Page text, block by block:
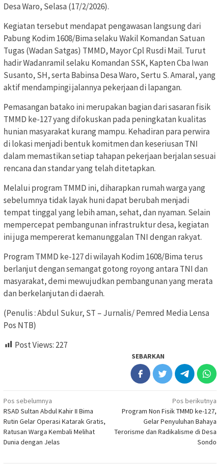
Desa Waro, Selasa (17/2/2026).
Kegiatan tersebut mendapat pengawasan langsung dari
Pabung Kodim 1608/Bima selaku Wakil Komandan Satuan
Tugas (Wadan Satgas) TMMD, Mayor Cpl Rusdi Mail. Turut
hadir Wadanramil selaku Komandan SSK, Kapten Cba Iwan
Susanto, SH, serta Babinsa Desa Waro, Sertu S. Amaral, yang
aktif mendampingi jalannya pekerjaan di lapangan.
Pemasangan batako ini merupakan bagian dari sasaran fisik
TMMD ke-127 yang difokuskan pada peningkatan kualitas
hunian masyarakat kurang mampu. Kehadiran para perwira
di lokasi menjadi bentuk komitmen dan keseriusan TNI
dalam memastikan setiap tahapan pekerjaan berjalan sesuai
rencana dan standar yang telah ditetapkan.
Melalui program TMMD ini, diharapkan rumah warga yang
sebelumnya tidak layak huni dapat berubah menjadi
tempat tinggal yang lebih aman, sehat, dan nyaman. Selain
mempercepat pembangunan infrastruktur desa, kegiatan
ini juga mempererat kemanunggalan TNI dengan rakyat.
Program TMMD ke-127 di wilayah Kodim 1608/Bima terus
berlanjut dengan semangat gotong royong antara TNI dan
masyarakat, demi mewujudkan pembangunan yang merata
dan berkelanjutan di daerah.
(Penulis : Abdul Sukur, ST – Jurnalis/ Pemred Media Lensa
Pos NTB)
Post Views: 227
SEBARKAN
Navigasi
pos
Pos sebelumnya
RSAD Sultan Abdul Kahir II Bima
Rutin Gelar Operasi Katarak Gratis,
Ratusan Warga Kembali Melihat
Dunia dengan Jelas
Pos berikutnya
Program Non Fisik TMMD ke-127,
Gelar Penyuluhan Bahaya
Terorisme dan Radikalisme di Desa
Sondo